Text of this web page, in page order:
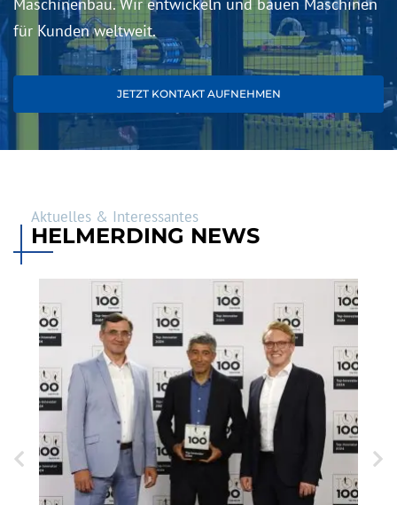
Maschinenbau. Wir entwickeln und bauen Maschinen
für Kunden weltweit.
JETZT KONTAKT AUFNEHMEN
Aktuelles & Interessantes
HELMERDING NEWS